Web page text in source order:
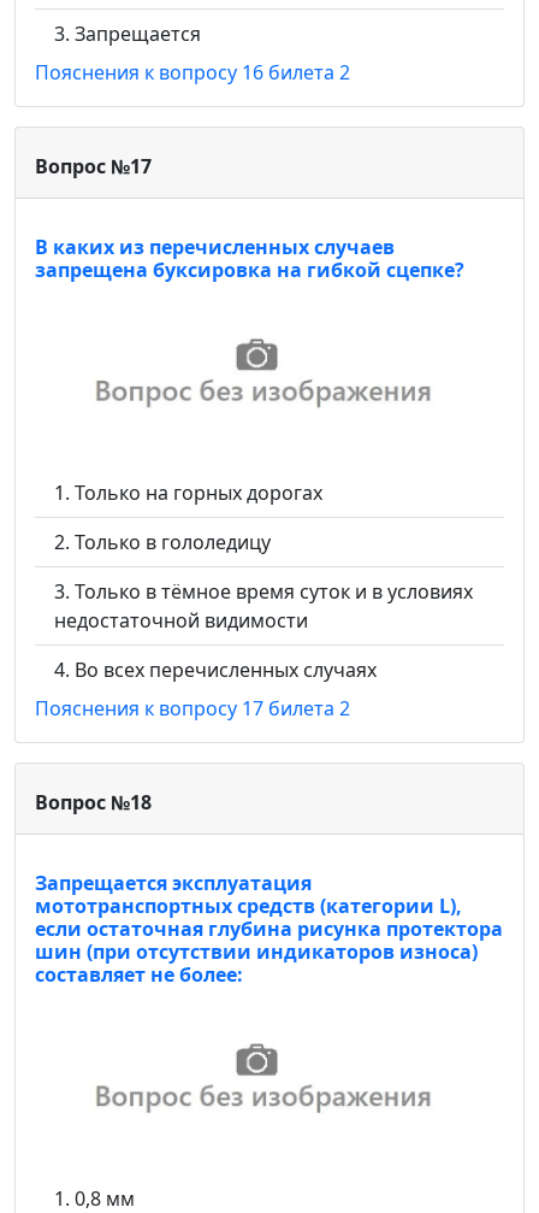
Запрещается
Пояснения к вопросу 16 билета 2
Вопрос №17
В каких из перечисленных случаев
запрещена буксировка на гибкой сцепке?
Только на горных дорогах
Только в гололедицу
Только в тёмное время суток и в условиях
недостаточной видимости
Во всех перечисленных случаях
Пояснения к вопросу 17 билета 2
Вопрос №18
Запрещается эксплуатация
мототранспортных средств (категории L),
если остаточная глубина рисунка протектора
шин (при отсутствии индикаторов износа)
составляет не более:
0,8 мм